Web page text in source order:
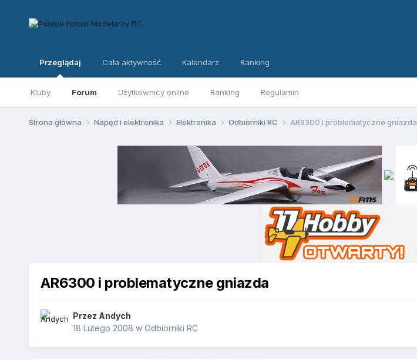
Przeglądaj
Kluby Forum Użytkownicy online Ranking Regulamin
Cała aktywność Kalendarz Ranking
Strona główna Napęd i elektronika Elektronika Odbiorniki RC AR6300 i problematyczne gniazda
AR6300 i problematyczne gniazda
Przez Andych
18 Lutego 2008 w Odbiorniki RC